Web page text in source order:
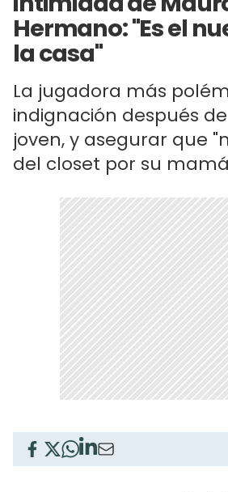
Hermano: "Es el
la casa"
La jugadora más
indignación después
joven, y asegurar que
del closet por su